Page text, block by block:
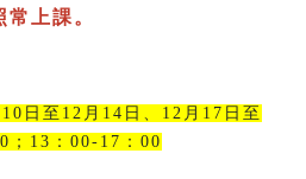
上課。
日至12月14日、12月17日至
；13：00-17：00